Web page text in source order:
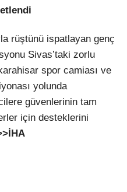
rüştünü ispatlayan genç
Sivas’taki zorlu
spor camiası ve
yolunda
güvenlerinin tam
için desteklerini